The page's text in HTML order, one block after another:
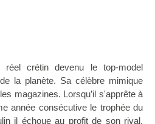
crétin devenu le top-model
la planète. Sa célèbre mimique
magazines. Lorsqu’il s'apprête à
année consécutive le trophée du
il échoue au profit de son rival,